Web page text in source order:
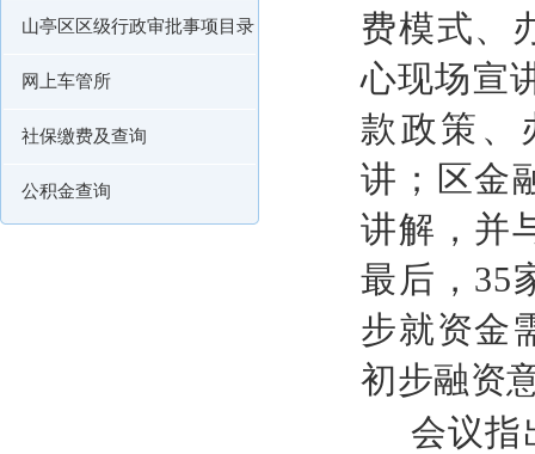
山亭区区级行政审批事项目录
网上车管所
社保缴费及查询
公积金查询
费模式、
心现场宣
款政策、
讲；区金
讲解，并
最后，35
步就资金
初步融资
会议指